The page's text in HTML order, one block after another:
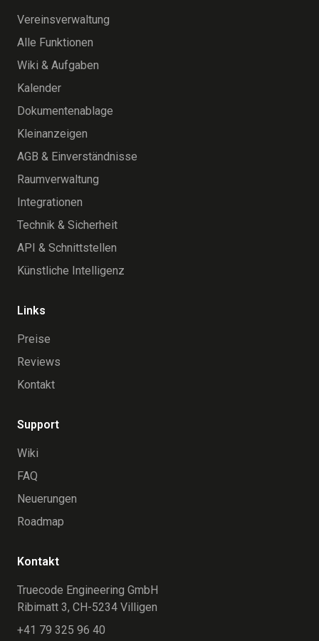
Vereinsverwaltung
Alle Funktionen
Wiki & Aufgaben
Kalender
Dokumentenablage
Kleinanzeigen
AGB & Einverständnisse
Raumverwaltung
Integrationen
Technik & Sicherheit
API & Schnittstellen
Künstliche Intelligenz
Links
Preise
Reviews
Kontakt
Support
Wiki
FAQ
Neuerungen
Roadmap
Kontakt
Truecode Engineering GmbH
Ribimatt 3, CH-5234 Villigen
+41 79 325 96 40